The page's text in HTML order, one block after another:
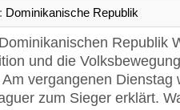
Dominikanische Republik
Republik
und die
vergangenen Dienstag
zum Sieger erklärt.